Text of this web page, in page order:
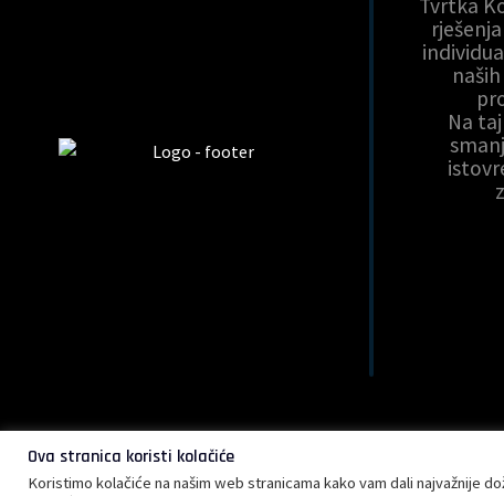
Tvrtka
Na
Ova stranica koristi kolačiće
Koristimo kolačiće na našim web stranicama kako vam dali najvažnije